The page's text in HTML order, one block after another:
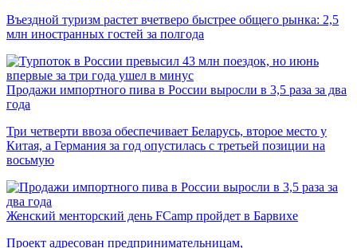
Въездной туризм растет вчетверо быстрее общего рынка: 2,5
млн иностранных гостей за полгода
Продажи импортного пива в России выросли в 3,5 раза за два
года
Три четверти ввоза обеспечивает Беларусь, второе место у
Китая, а Германия за год опустилась с третьей позиции на
восьмую
Женский менторский день FCamp пройдет в Барвихе
Проект адресован предпринимательницам,